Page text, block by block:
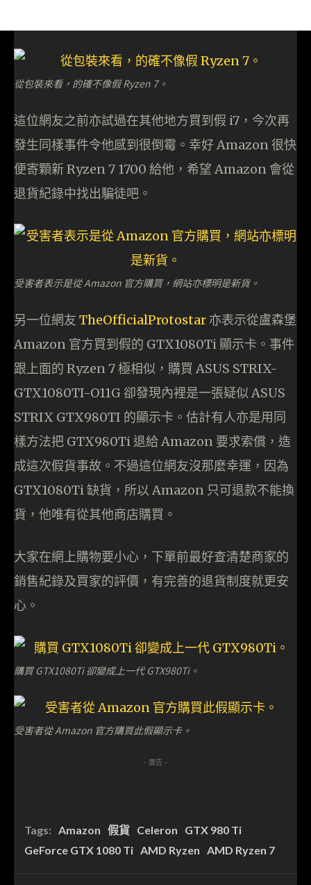
從包裝來看，的確不像假 Ryzen 7。
這位網友之前亦試過在其他地方買到假 i7，今次再
發生同樣事件令他感到很倒霉。幸好 Amazon 很快
便寄顆新 Ryzen 7 1700 給他，希望 Amazon 會從
退貨紀錄中找出騙徒吧。
受害者表示是從 Amazon 官方購買，網站亦標明是新貨。
另一位網友 TheOfficialProtostar 亦表示從盧森堡
Amazon 官方買到假的 GTX1080Ti 顯示卡。事件
跟上面的 Ryzen 7 極相似，購買 ASUS STRIX-
GTX1080TI-O11G 卻發現內裡是一張疑似 ASUS
STRIX GTX980TI 的顯示卡。估計有人亦是用同
樣方法把 GTX980Ti 退給 Amazon 要求索償，造
成這次假貨事故。不過這位網友沒那麼幸運，因為
GTX1080Ti 缺貨，所以 Amazon 只可退款不能換
貨，他唯有從其他商店購買。
大家在網上購物要小心，下單前最好查清楚商家的
銷售紀錄及買家的評價，有完善的退貨制度就更安
心。
購買 GTX1080Ti 卻變成上一代 GTX980Ti。
受害者從 Amazon 官方購買此假顯示卡。
- 廣告 -
Tags: Amazon 假貨 Celeron
GTX 980 Ti
GeForce GTX 1080 Ti AMD Ryzen AMD Ryzen 7